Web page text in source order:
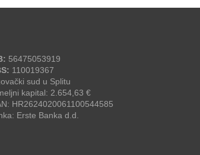
56475053919
110019367
sud u Splitu
kapital: 2.654,63 €
HR2624020061100544585
Erste Banka d.d.